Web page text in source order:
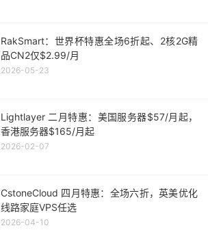
RakSmart：世界杯特惠全场6折起、2核2G精
品CN2仅$2.99/月
2026-05-23
Lightlayer 二月特惠：美国服务器$57/月起，
香港服务器$165/月起
2026-02-07
CstoneCloud 四月特惠：全场六折，英美优化
线路家庭VPS任选
2026-04-10